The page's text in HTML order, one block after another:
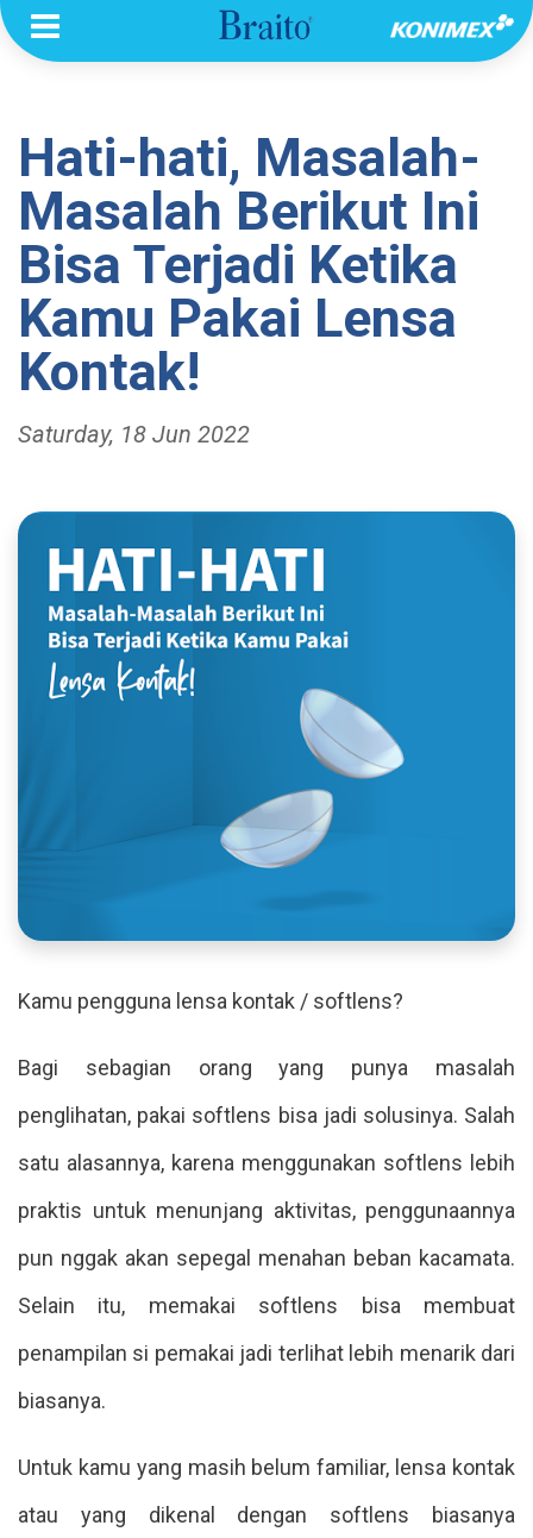
Hati-hati, Masalah-
Masalah Berikut Ini
Bisa Terjadi Ketika
Kamu Pakai Lensa
Kontak!
Saturday, 18 Jun 2022
Kamu pengguna lensa kontak / softlens?
Bagi sebagian orang yang punya masalah
penglihatan, pakai softlens bisa jadi solusinya. Salah
satu alasannya, karena menggunakan softlens lebih
praktis untuk menunjang aktivitas, penggunaannya
pun nggak akan sepegal menahan beban kacamata.
Selain itu, memakai softlens bisa membuat
penampilan si pemakai jadi terlihat lebih menarik dari
biasanya.
Untuk kamu yang masih belum familiar, lensa kontak
atau yang dikenal dengan softlens biasanya